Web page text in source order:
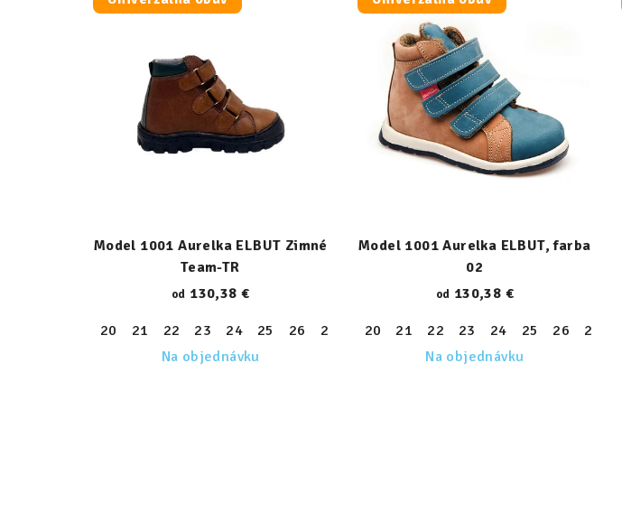
Model 1001 Aurelka ELBUT Zimné
Team-TR
od 130,38 €
20 21 22 23 24 25 26 27 28 29 30 31 32 33 34 35
Na objednávku
Model 1001 Aurelka ELBUT, farba
02
od 130,38 €
20 21 22 23 24 25 26 27
Na objednávku